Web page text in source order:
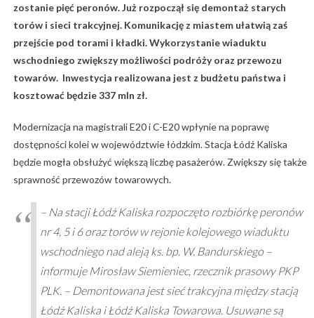
zostanie pięć peronów. Już rozpoczął się demontaż starych
torów i sieci trakcyjnej. Komunikację z miastem ułatwią zaś
przejście pod torami i kładki. Wykorzystanie wiaduktu
wschodniego zwiększy możliwości podróży oraz przewozu
towarów. Inwestycja realizowana jest z budżetu państwa i
kosztować będzie 337 mln zł.
Modernizacja na magistrali E20 i C-E20 wpłynie na poprawę
dostępności kolei w województwie łódzkim. Stacja Łódź Kaliska
będzie mogła obsłużyć większą liczbę pasażerów. Zwiększy się także
sprawność przewozów towarowych.
– Na stacji Łódź Kaliska rozpoczęto rozbiórkę peronów
nr 4, 5 i 6 oraz torów w rejonie kolejowego wiaduktu
wschodniego nad aleją ks. bp. W. Bandurskiego –
informuje Mirosław Siemieniec, rzecznik prasowy PKP
PLK. – Demontowana jest sieć trakcyjna między stacją
Łódź Kaliska i Łódź Kaliska Towarowa. Usuwane są